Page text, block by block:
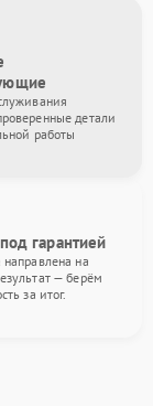
детали
работы
гарантией
на
— берём
за итог.